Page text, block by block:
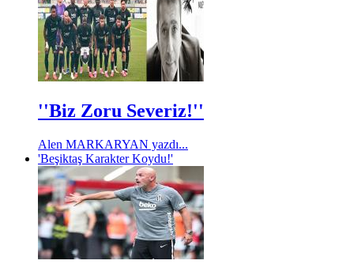
''Biz Zoru Severiz!''
Alen MARKARYAN yazdı...
'Beşiktaş Karakter Koydu!'